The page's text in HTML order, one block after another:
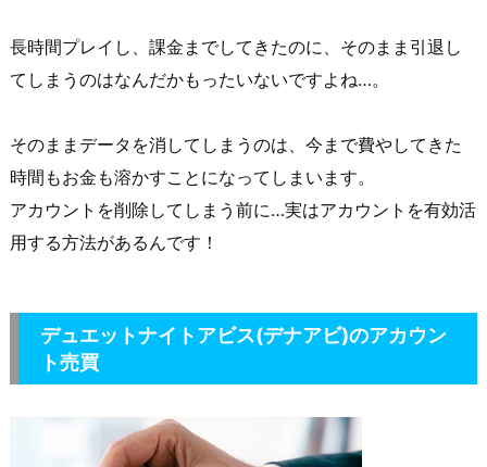
長時間プレイし、課金までしてきたのに、そのまま引退し
てしまうのはなんだかもったいないですよね…。
そのままデータを消してしまうのは、今まで費やしてきた
時間もお金も溶かすことになってしまいます。
アカウントを削除してしまう前に…実はアカウントを有効活
用する方法があるんです！
デュエットナイトアビス(デナアビ)のアカウン
ト売買